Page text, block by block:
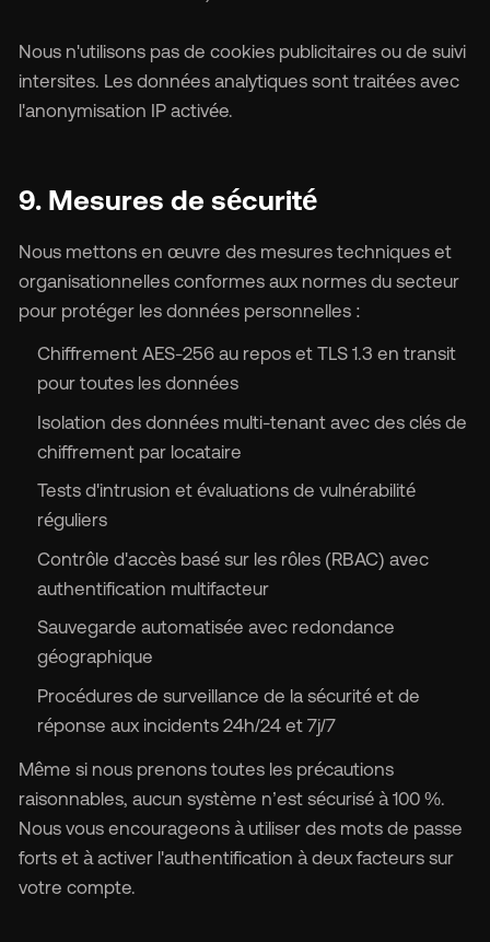
Nous n'utilisons pas de cookies publicitaires ou de suivi
intersites. Les données analytiques sont traitées avec
l'anonymisation IP activée.
9. Mesures de sécurité
Nous mettons en œuvre des mesures techniques et
organisationnelles conformes aux normes du secteur
pour protéger les données personnelles :
Chiffrement AES-256 au repos et TLS 1.3 en transit
pour toutes les données
Isolation des données multi-tenant avec des clés de
chiffrement par locataire
Tests d'intrusion et évaluations de vulnérabilité
réguliers
Contrôle d'accès basé sur les rôles (RBAC) avec
authentification multifacteur
Sauvegarde automatisée avec redondance
géographique
Procédures de surveillance de la sécurité et de
réponse aux incidents 24h/24 et 7j/7
Même si nous prenons toutes les précautions
raisonnables, aucun système n’est sécurisé à 100 %.
Nous vous encourageons à utiliser des mots de passe
forts et à activer l'authentification à deux facteurs sur
votre compte.